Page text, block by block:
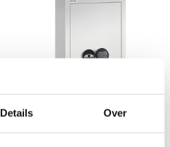
Details Over
Sistec Eurosafe ES I 850 elo